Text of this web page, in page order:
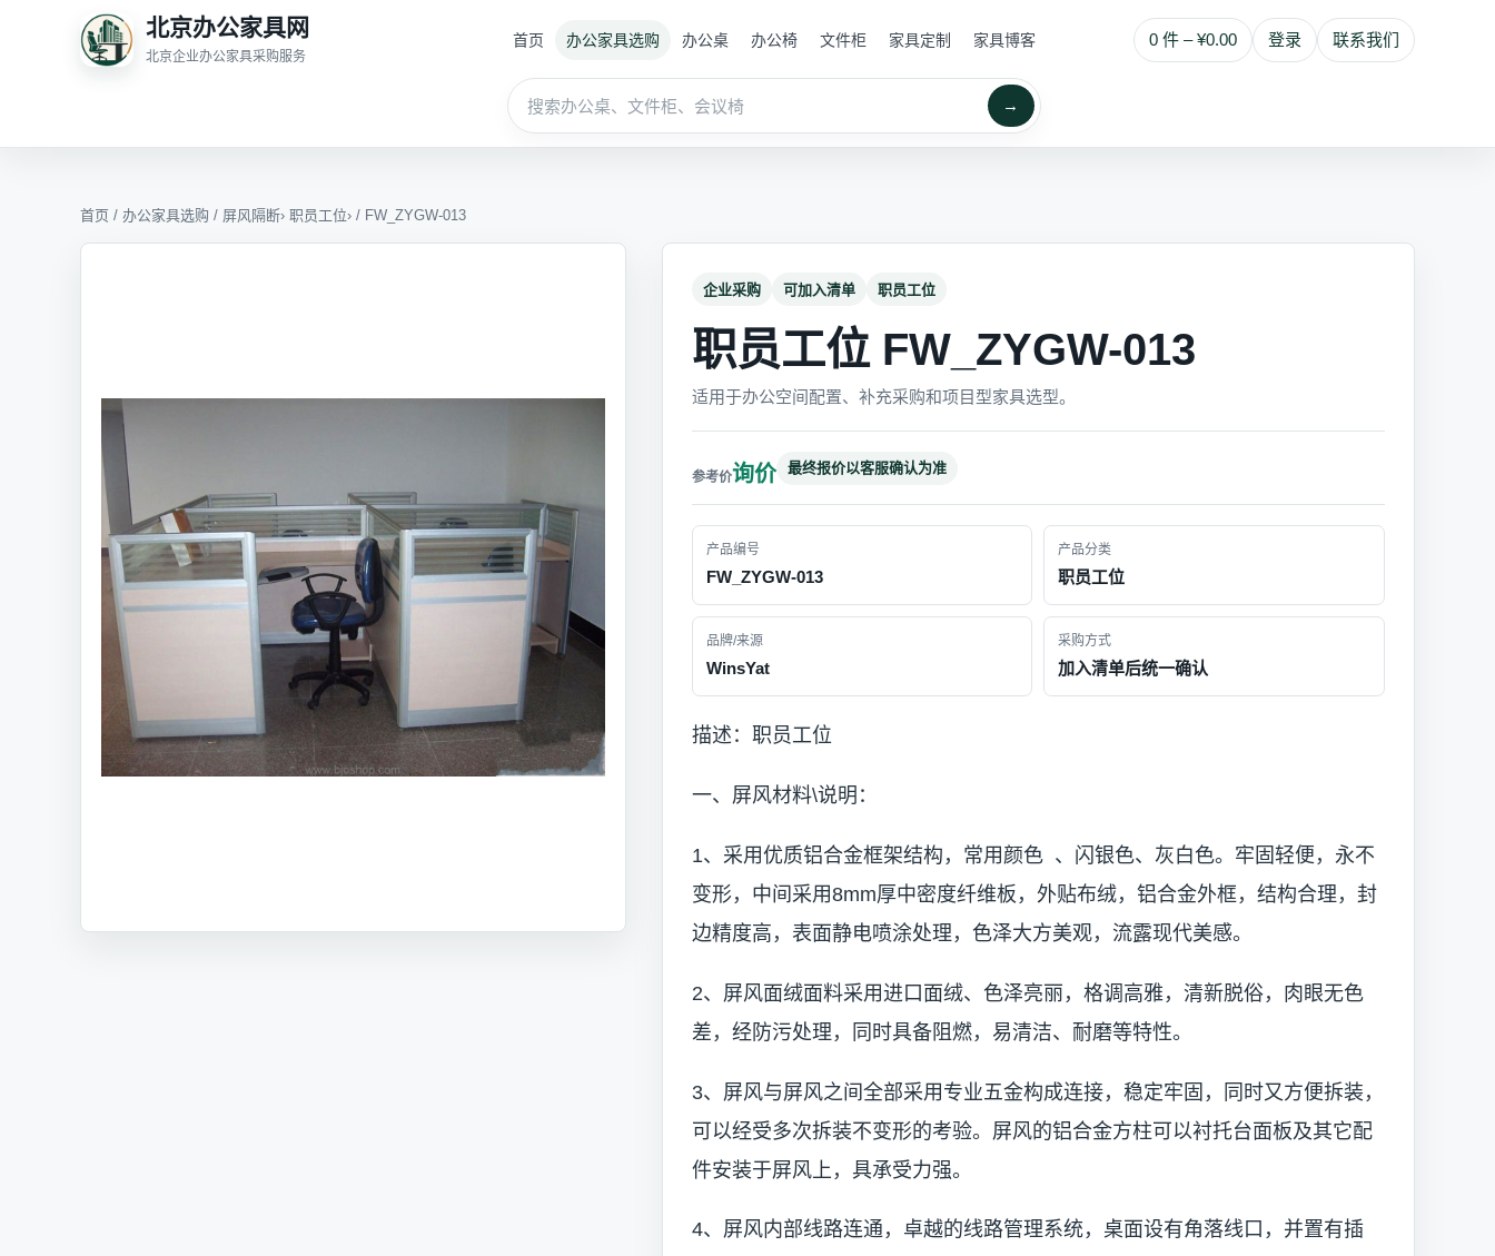
北京办公家具网
北京企业办公家具采购服务
0 件 – ¥0.00 登录 联系我们
首页 办公家具选购 办公桌 办公椅 文件柜 家具定制 家具博客
→
首页 / 办公家具选购 / 屏风隔断› 职员工位› / FW_ZYGW-013
企业采购 可加入清单 职员工位
职员工位 FW_ZYGW-013
适用于办公空间配置、补充采购和项目型家具选型。
询价 最终报价以客服确认为准
产品编号
FW_ZYGW-013
产品分类
职员工位
品牌/来源
WinsYat
采购方式
加入清单后统一确认
描述：职员工位
一、屏风材料\说明：
1、采用优质铝合金框架结构，常用颜色 、闪银色、灰白色。牢固轻便，永不
变形，中间采用8mm厚中密度纤维板，外贴布绒，铝合金外框，结构合理，封
边精度高，表面静电喷涂处理，色泽大方美观，流露现代美感。
2、屏风面绒面料采用进口面绒、色泽亮丽，格调高雅，清新脱俗，肉眼无色
差，经防污处理，同时具备阻燃，易清洁、耐磨等特性。
3、屏风与屏风之间全部采用专业五金构成连接，稳定牢固，同时又方便拆装，
可以经受多次拆装不变形的考验。屏风的铝合金方柱可以衬托台面板及其它配
件安装于屏风上，具承受力强。
4、屏风内部线路连通，卓越的线路管理系统，桌面设有角落线口，并置有插